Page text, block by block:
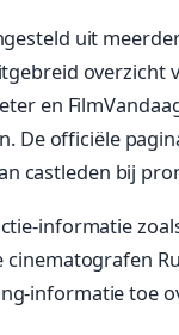
uit
overzicht
en
De officiële
castleden bij
informatie
cinematografen
informatie toe